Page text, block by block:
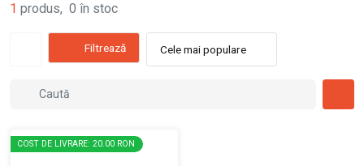
1 produs, 0 în stoc
Filtrează Cele mai populare
COST DE LIVRARE: 20.00 RON